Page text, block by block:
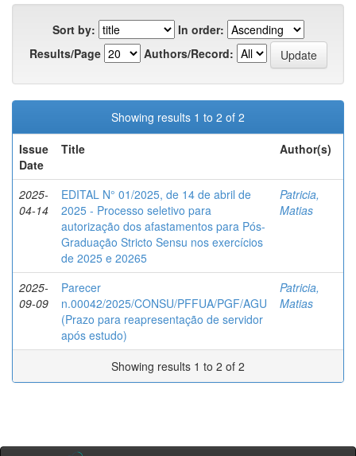
Sort by:
In order:
Results/Page
Authors/Record:
Showing results 1 to 2 of 2
Issue
Date
Title Author(s)
2025-
04-14
EDITAL N° 01/2025, de 14 de abril de
2025 - Processo seletivo para
autorização dos afastamentos para Pós-
Graduação Stricto Sensu nos exercícios
de 2025 e 20265
Patricia,
Matias
2025-
09-09
Parecer
n.00042/2025/CONSU/PFFUA/PGF/AGU
(Prazo para reapresentação de servidor
após estudo)
Patricia,
Matias
Showing results 1 to 2 of 2